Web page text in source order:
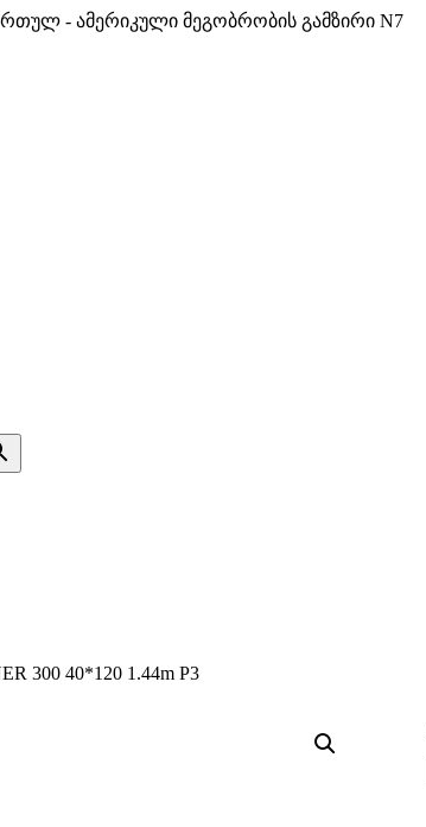
- ამერიკული მეგობრობის გამზირი N7
300 40*120 1.44m P3